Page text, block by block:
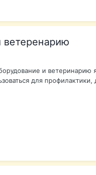
и
для профилактики,